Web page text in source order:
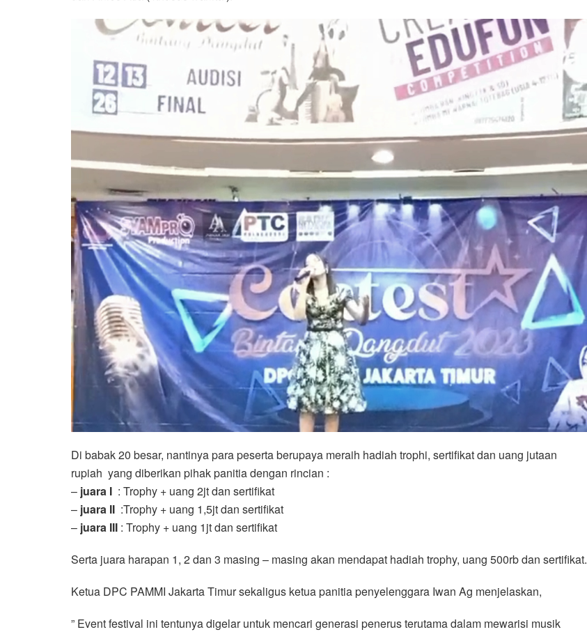
Di babak 20 besar, nantinya para peserta berupaya meraih hadiah trophi, sertifikat dan uang jutaan
rupiah yang diberikan pihak panitia dengan rincian :
– juara I : Trophy + uang 2jt dan sertifikat
– juara II :Trophy + uang 1,5jt dan sertifikat
– juara III : Trophy + uang 1jt dan sertifikat
Serta juara harapan 1, 2 dan 3 masing – masing akan mendapat hadiah trophy, uang 500rb dan sertifikat.
Ketua DPC PAMMI Jakarta Timur sekaligus ketua panitia penyelenggara Iwan Ag menjelaskan,
” Event festival ini tentunya digelar untuk mencari generasi penerus terutama dalam mewarisi musik